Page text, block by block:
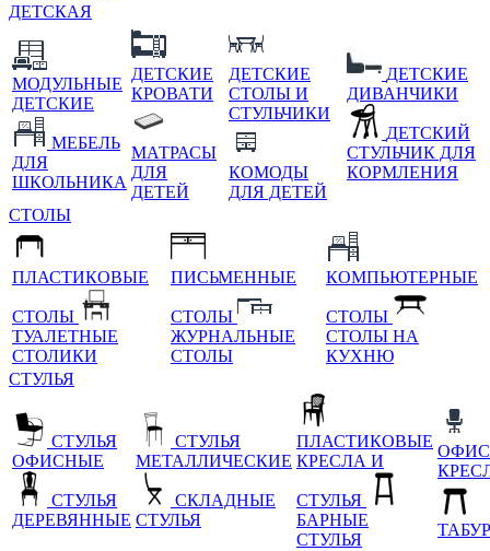
ДЕТСКАЯ
МОДУЛЬНЫЕ
ДЕТСКИЕ
МЕБЕЛЬ
ДЛЯ
ШКОЛЬНИКА
ДЕТСКИЕ
КРОВАТИ
МАТРАСЫ
ДЛЯ
ДЕТЕЙ
ДЕТСКИЕ
СТОЛЫ И
СТУЛЬЧИКИ
КОМОДЫ
ДЛЯ ДЕТЕЙ
ДЕТСКИЕ
ДИВАНЧИКИ
ДЕТСКИЙ
СТУЛЬЧИК ДЛЯ
КОРМЛЕНИЯ
СТОЛЫ
ПЛАСТИКОВЫЕ
СТОЛЫ
ТУАЛЕТНЫЕ
СТОЛИКИ
ПИСЬМЕННЫЕ
СТОЛЫ
ЖУРНАЛЬНЫЕ
СТОЛЫ
КОМПЬЮТЕРНЫЕ
СТОЛЫ
СТОЛЫ НА
КУХНЮ
СТУЛЬЯ
СТУЛЬЯ
ОФИСНЫЕ
СТУЛЬЯ
ДЕРЕВЯННЫЕ
СТУЛЬЯ
МЕТАЛЛИЧЕСКИЕ
СКЛАДНЫЕ
СТУЛЬЯ
ПЛАСТИКОВЫЕ
КРЕСЛА И
СТУЛЬЯ
БАРНЫЕ
СТУЛЬЯ